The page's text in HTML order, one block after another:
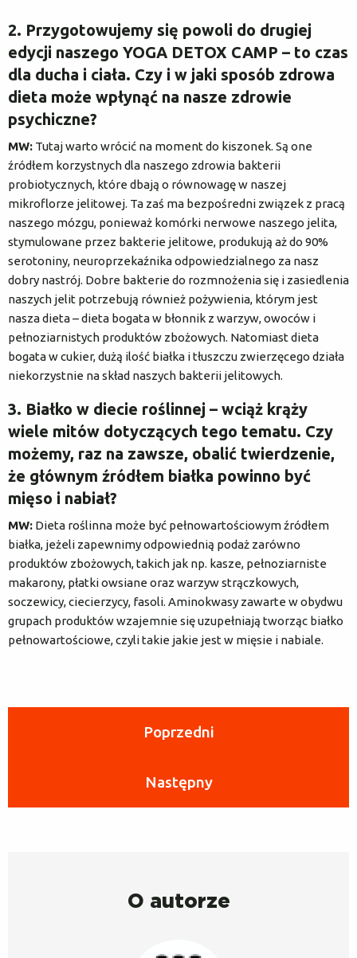
2. Przygotowujemy się powoli do drugiej
edycji naszego YOGA DETOX CAMP – to czas
dla ducha i ciała. Czy i w jaki sposób zdrowa
dieta może wpłynąć na nasze zdrowie
psychiczne?
MW: Tutaj warto wrócić na moment do kiszonek. Są one
źródłem korzystnych dla naszego zdrowia bakterii
probiotycznych, które dbają o równowagę w naszej
mikroflorze jelitowej. Ta zaś ma bezpośredni związek z pracą
naszego mózgu, ponieważ komórki nerwowe naszego jelita,
stymulowane przez bakterie jelitowe, produkują aż do 90%
serotoniny, neuroprzekaźnika odpowiedzialnego za nasz
dobry nastrój. Dobre bakterie do rozmnożenia się i zasiedlenia
naszych jelit potrzebują również pożywienia, którym jest
nasza dieta – dieta bogata w błonnik z warzyw, owoców i
pełnoziarnistych produktów zbożowych. Natomiast dieta
bogata w cukier, dużą ilość białka i tłuszczu zwierzęcego działa
niekorzystnie na skład naszych bakterii jelitowych.
3. Białko w diecie roślinnej – wciąż krąży
wiele mitów dotyczących tego tematu. Czy
możemy, raz na zawsze, obalić twierdzenie,
że głównym źródłem białka powinno być
mięso i nabiał?
MW: Dieta roślinna może być pełnowartościowym źródłem
białka, jeżeli zapewnimy odpowiednią podaż zarówno
produktów zbożowych, takich jak np. kasze, pełnoziarniste
makarony, płatki owsiane oraz warzyw strączkowych,
soczewicy, ciecierzycy, fasoli. Aminokwasy zawarte w obydwu
grupach produktów wzajemnie się uzupełniają tworząc białko
pełnowartościowe, czyli takie jakie jest w mięsie i nabiale.
Poprzedni
Następny
O autorze